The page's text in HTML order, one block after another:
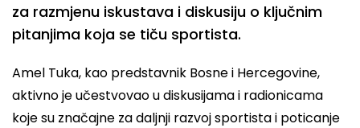
za razmjenu iskustava i diskusiju o ključnim
pitanjima koja se tiču sportista.
Amel Tuka, kao predstavnik Bosne i Hercegovine,
aktivno je učestvovao u diskusijama i radionicama
koje su značajne za daljnji razvoj sportista i poticanje